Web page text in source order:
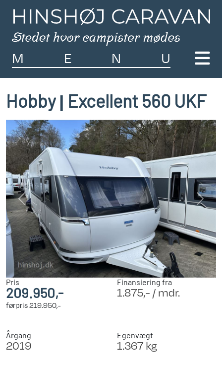
M E N U
Hobby| Excellent 560 UKF
Previous Next
Pris
209.950,-
førpris219.950,-
Finansiering fra
1.875,- / mdr.
Årgang
2019
Egenvægt
1.367 kg